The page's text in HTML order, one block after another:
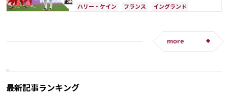
イラン
セルビア モロッコ 韓国
コスタリカ
ハリー・ケイン
フランス イングランド
more
最新記事ランキング